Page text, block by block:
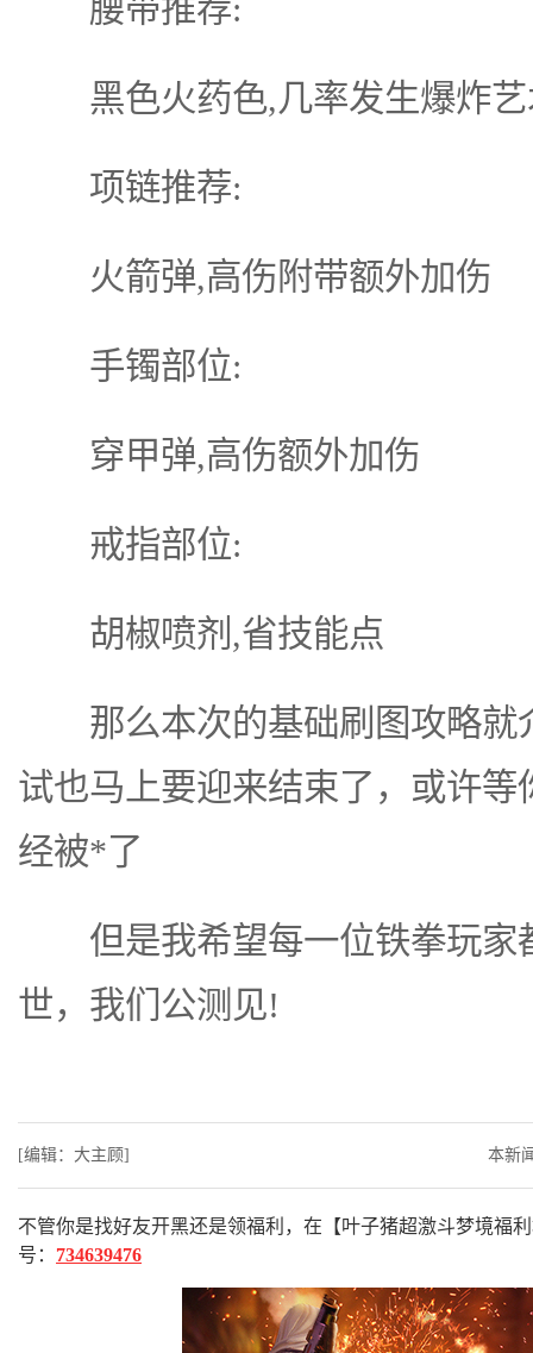
腰带推荐:
黑色火药色,几率发生爆炸艺
项链推荐:
火箭弹,高伤附带额外加伤
手镯部位:
穿甲弹,高伤额外加伤
戒指部位:
胡椒喷剂,省技能点
那么本次的基础刷图攻略就
试也马上要迎来结束了，或许
经被*了
但是我希望每一位铁拳玩家
世，我们公测见!
[编辑：大主顾] 本新
不管你是找好友开黑还是领福利，在【叶子猪超激斗梦境福
号： 734639476